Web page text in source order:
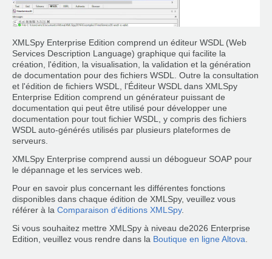
XMLSpy Enterprise Edition comprend un éditeur WSDL (Web
Services Description Language) graphique qui facilite la
création, l'édition, la visualisation, la validation et la génération
de documentation pour des fichiers WSDL. Outre la consultation
et l'édition de fichiers WSDL, l'Éditeur WSDL dans XMLSpy
Enterprise Edition comprend un générateur puissant de
documentation qui peut être utilisé pour développer une
documentation pour tout fichier WSDL, y compris des fichiers
WSDL auto-générés utilisés par plusieurs plateformes de
serveurs.
XMLSpy Enterprise comprend aussi un débogueur SOAP pour
le dépannage et les services web.
Pour en savoir plus concernant les différentes fonctions
disponibles dans chaque édition de XMLSpy, veuillez vous
référer à la Comparaison d'éditions XMLSpy.
Si vous souhaitez mettre XMLSpy à niveau de2026 Enterprise
Edition, veuillez vous rendre dans la Boutique en ligne Altova